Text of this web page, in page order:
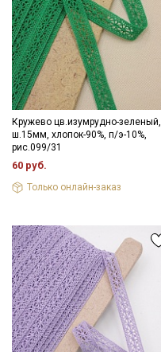
Кружево цв.изумрудно-зеленый,
ш.15мм, хлопок-90%, п/э-10%,
рис.099/31
60 руб.
Только онлайн-заказ